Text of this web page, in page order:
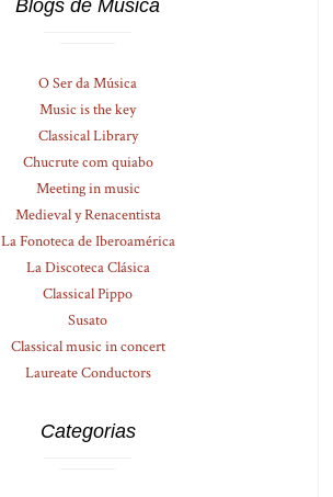
Blogs de Música
O Ser da Música
Music is the key
Classical Library
Chucrute com quiabo
Meeting in music
Medieval y Renacentista
La Fonoteca de Iberoamérica
La Discoteca Clásica
Classical Pippo
Susato
Classical music in concert
Laureate Conductors
Categorias